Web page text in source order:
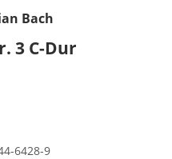
Bach
3 C-Dur
6428-9